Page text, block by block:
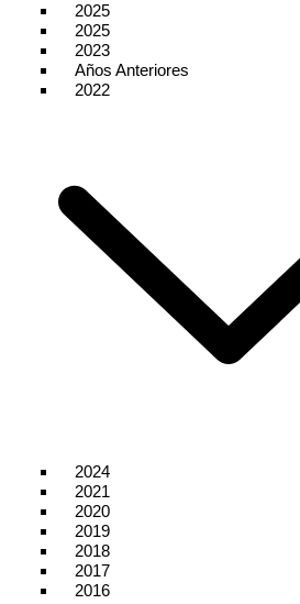
2025
2025
2023
Años Anteriores
2022
2024
2021
2020
2019
2018
2017
2016